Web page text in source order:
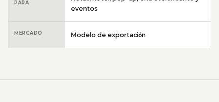
PARA
eventos
MERCADO Modelo de exportación